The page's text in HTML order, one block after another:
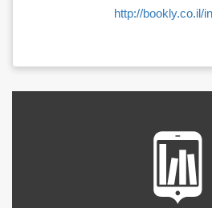
http://bookly.co.il/